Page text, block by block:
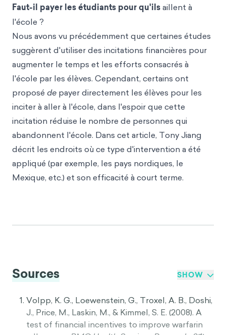
Faut-il payer les étudiants pour qu'ilsaillent à
l'école ?
Nous avons vu précédemment que certaines études
suggèrent d'utiliser des incitations financières pour
augmenter le temps et les efforts consacrés à
l'école par les élèves. Cependant, certains ont
proposé de payer directement les élèves pour les
inciter à aller à l'école, dans l'espoir que cette
incitation réduise le nombre de personnes qui
abandonnent l'école. Dans cet article, Tony Jiang
décrit les endroits où ce type d'intervention a été
appliqué (par exemple, les pays nordiques, le
Mexique, etc.) et son efficacité à court terme.
Sources SHOW
Volpp, K. G., Loewenstein, G., Troxel, A. B., Doshi,
J., Price, M., Laskin, M., & Kimmel, S. E. (2008). A
test of financial incentives to improve warfarin